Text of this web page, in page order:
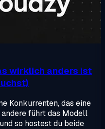
wirklich anders ist
Konkurrenten, das eine
führt das Modell
so hostest du beide